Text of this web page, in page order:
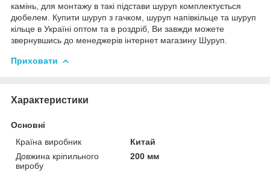
камінь, для монтажу в такі підстави шуруп комплектується
дюбелем. Купити шуруп з гачком, шуруп напівкільце та шуруп
кільце в Україні оптом та в роздріб, Ви завжди можете
звернувшись до менеджерів інтернет магазину Шуруп.
Приховати
Характеристики
Основні
Країна виробник
Китай
Довжина кріпильного
виробу
200 мм